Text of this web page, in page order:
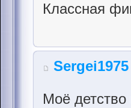
Классная
Sergei1975
Моё